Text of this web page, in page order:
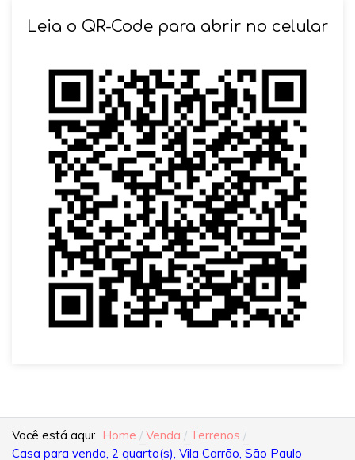
Leia o QR-Code para abrir no celular
Você está aqui: Home Venda
Terrenos
Casa para venda, 2 quarto(s), Vila Carrão, São Paulo